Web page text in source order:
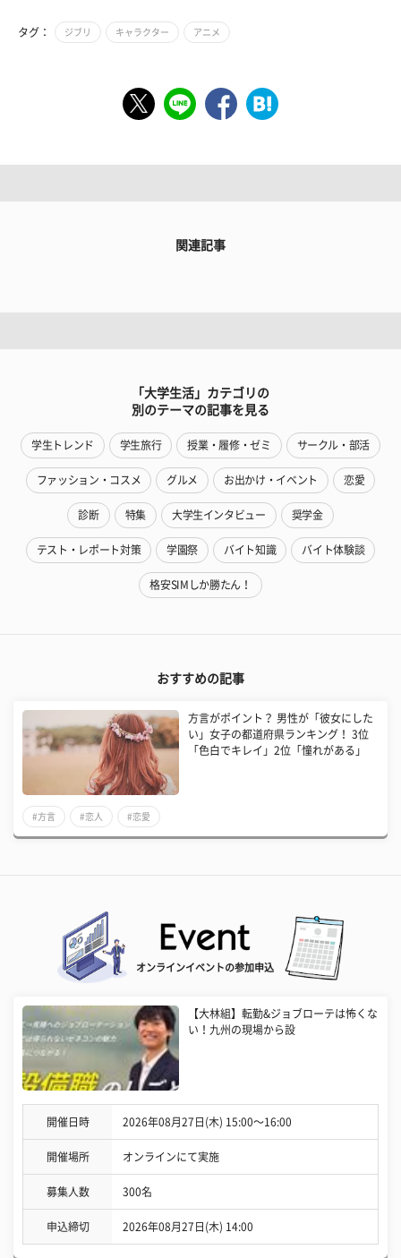
タグ： ジブリ キャラクター アニメ
関連記事
「大学生活」カテゴリの
別のテーマの記事を見る
学生トレンド 学生旅行 授業・履修・ゼミ サークル・部活
ファッション・コスメ グルメ お出かけ・イベント 恋愛
診断 特集 大学生インタビュー 奨学金
テスト・レポート対策 学園祭 バイト知識 バイト体験談
格安SIMしか勝たん！
おすすめの記事
方言がポイント？ 男性が「彼女にした
い」女子の都道府県ランキング！ 3位
「色白でキレイ」2位「憧れがある」
#方言 #恋人 #恋愛
オンラインイベントの参加申込
【大林組】転勤&ジョブローテは怖くな
い！九州の現場から設
開催日時 2026年08月27日(木) 15:00〜16:00
開催場所 オンラインにて実施
募集人数 300名
申込締切 2026年08月27日(木) 14:00